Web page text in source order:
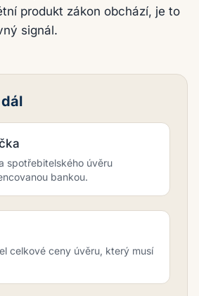
produkt zákon obchází, je to
signál.
spotřebitelského úvěru
bankou.
celkové ceny úvěru, který musí